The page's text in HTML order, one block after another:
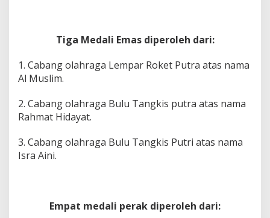
Tiga Medali Emas diperoleh dari:
1. Cabang olahraga Lempar Roket Putra atas nama
Al Muslim.
2. Cabang olahraga Bulu Tangkis putra atas nama
Rahmat Hidayat.
3. Cabang olahraga Bulu Tangkis Putri atas nama
Isra Aini.
Empat medali perak diperoleh dari: